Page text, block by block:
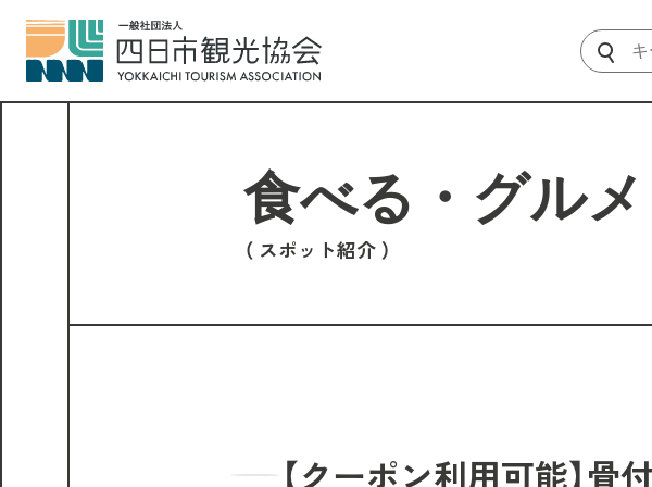
スポット紹介
【クーポン利用可能】骨